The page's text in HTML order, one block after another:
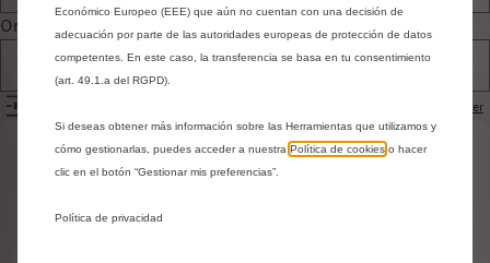
Ordenar por
Todos los productos
Restablecer
Identifica tu vehículo
Elige cómo identificas tu vehículo y rellena los datos para
Económico Europeo (EEE) que aún no cuentan con una decisión de
adecuación por parte de las autoridades europeas de protección de datos
competentes. En este caso, la transferencia se basa en tu consentimiento
(art. 49.1.a del RGPD).
Si deseas obtener más información sobre las Herramientas que utilizamos y
cómo gestionarlas, puedes acceder a nuestraPolítica de cookieso hacer
clic en el botón “Gestionar mis preferencias”.
Política de privacidad